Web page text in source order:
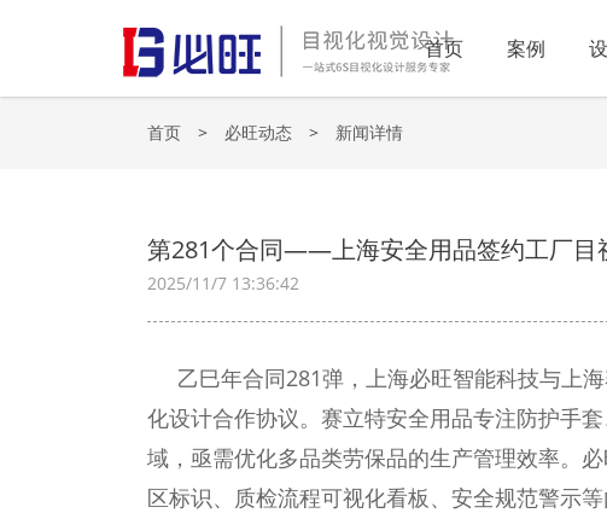
首页 案例
首页 > 必旺动态 > 新闻详情
第281个合同——上海安全用品签约工厂目
2025/11/7 13:36:42
乙巳年合同281弹，上海必旺智能科技与上
化设计合作协议。赛立特安全用品专注防护手
域，亟需优化多品类劳保品的生产管理效率。
区标识、质检流程可视化看板、安全规范警示